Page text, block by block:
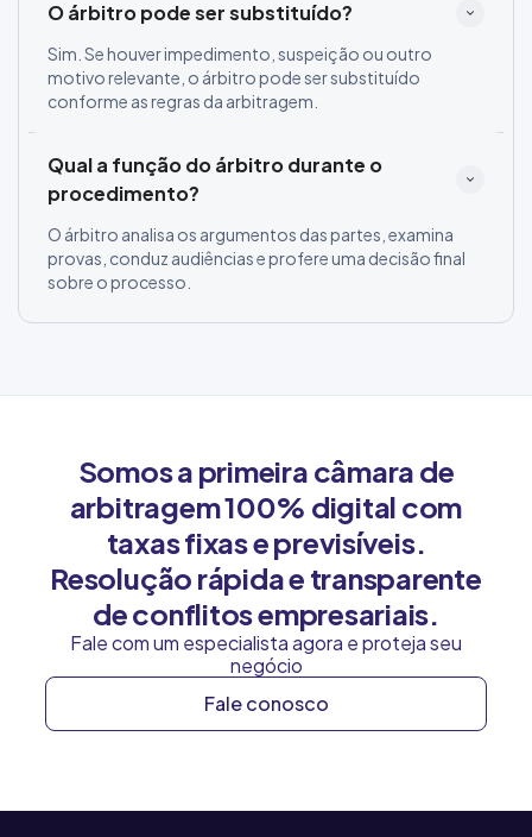
O árbitro pode ser substituído?
Sim. Se houver impedimento, suspeição ou outro
motivo relevante, o árbitro pode ser substituído
conforme as regras da arbitragem.
Qual a função do árbitro durante o
procedimento?
O árbitro analisa os argumentos das partes, examina
provas, conduz audiências e profere uma decisão final
sobre o processo.
Somos a primeira câmara de
arbitragem 100% digital com
taxas fixas e previsíveis.
Resolução rápida e transparente
de conflitos empresariais.
Fale com um especialista agora e proteja seu
negócio
Fale conosco